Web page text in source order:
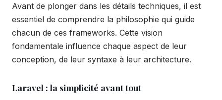
Avant de plonger dans les détails techniques, il est
essentiel de comprendre la philosophie qui guide
chacun de ces frameworks. Cette vision
fondamentale influence chaque aspect de leur
conception, de leur syntaxe à leur architecture.
Laravel : la simplicité avant tout